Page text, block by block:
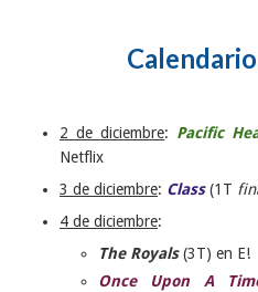
2 de diciembre: Pacific
Netflix
3 de diciembre: Class(1T
4 de diciembre:
The Royals(3T) en E!
Once Upon A